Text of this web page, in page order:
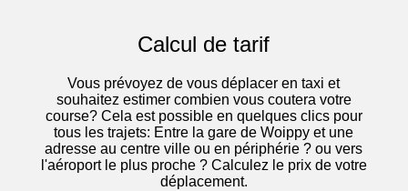
Calcul de tarif
Vous prévoyez de vous déplacer en taxi et
souhaitez estimer combien vous coutera votre
course? Cela est possible en quelques clics pour
tous les trajets: Entre la gare de Woippy et une
adresse au centre ville ou en périphérie ? ou vers
l'aéroport le plus proche ? Calculez le prix de votre
déplacement.